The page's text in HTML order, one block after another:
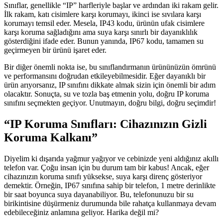
Sınıflar, genellikle “IP” harfleriyle başlar ve ardından iki rakam gelir.
İlk rakam, katı cisimlere karşı korumayı, ikinci ise sıvılara karşı
korumayı temsil eder. Mesela, IP43 kodu, ürünün ufak cisimlere
karşı koruma sağladığını ama suya karşı sınırlı bir dayanıklılık
gösterdiğini ifade eder. Bunun yanında, IP67 kodu, tamamen su
geçirmeyen bir ürünü işaret eder.
Bir diğer önemli nokta ise, bu sınıflandırmanın ürününüzün ömrünü
ve performansını doğrudan etkileyebilmesidir. Eğer dayanıklı bir
ürün arıyorsanız, IP sınıfını dikkate almak sizin için önemli bir adım
olacaktır. Sonuçta, su ve tozla baş etmenin yolu, doğru IP koruma
sınıfını seçmekten geçiyor. Unutmayın, doğru bilgi, doğru seçimdir!
“IP Koruma Sınıfları: Cihazınızın Gizli
Koruma Kalkanı”
Diyelim ki dışarıda yağmur yağıyor ve cebinizde yeni aldığınız akıllı
telefon var. Çoğu insan için bu durum tam bir kabus! Ancak, eğer
cihazınızın koruma sınıfı yüksekse, suya karşı direnç gösteriyor
demektir. Örneğin, IP67 sınıfına sahip bir telefon, 1 metre derinlikte
bir saat boyunca suya dayanabiliyor. Bu, telefonunuzu bir su
birikintisine düşürmeniz durumunda bile rahatça kullanmaya devam
edebileceğiniz anlamına geliyor. Harika değil mi?